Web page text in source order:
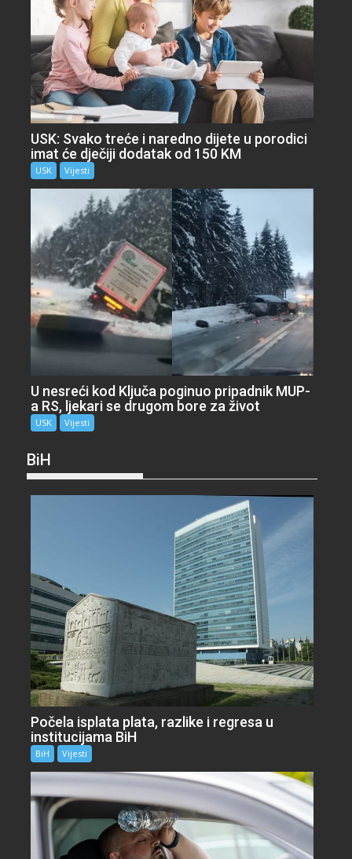
USK: Svako treće i naredno dijete u porodici
imat će dječiji dodatak od 150 KM
USK Vijesti
U nesreći kod Ključa poginuo pripadnik MUP-
a RS, ljekari se drugom bore za život
USK Vijesti
BiH
Počela isplata plata, razlike i regresa u
institucijama BiH
BiH Vijesti